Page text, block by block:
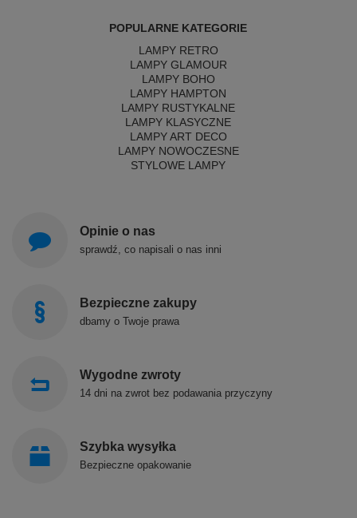
POPULARNE KATEGORIE
LAMPY RETRO
LAMPY GLAMOUR
LAMPY BOHO
LAMPY HAMPTON
LAMPY RUSTYKALNE
LAMPY KLASYCZNE
LAMPY ART DECO
LAMPY NOWOCZESNE
STYLOWE LAMPY
Opinie o nas
sprawdź, co napisali o nas inni
Bezpieczne zakupy
dbamy o Twoje prawa
Wygodne zwroty
14 dni na zwrot bez podawania przyczyny
Szybka wysyłka
Bezpieczne opakowanie